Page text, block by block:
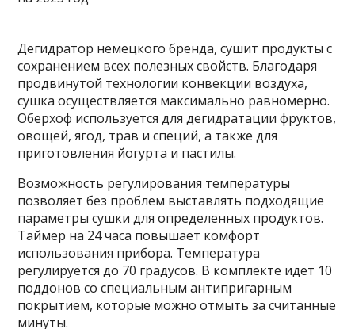
Дегидратор немецкого бренда, сушит продукты с
сохранением всех полезных свойств. Благодаря
продвинутой технологии конвекции воздуха,
сушка осуществляется максимально равномерно.
Оберхоф используется для дегидратации фруктов,
овощей, ягод, трав и специй, а также для
приготовления йогурта и пастилы.
Возможность регулирования температуры
позволяет без проблем выставлять подходящие
параметры сушки для определенных продуктов.
Таймер на 24 часа повышает комфорт
использования прибора. Температура
регулируется до 70 градусов. В комплекте идет 10
поддонов со специальным антипригарным
покрытием, которые можно отмыть за считанные
минуты.